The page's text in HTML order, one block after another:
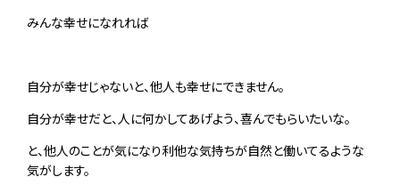
みんな幸せになれれば
自分が幸せじゃないと、他人も幸せにできません。
自分が幸せだと、人に何かしてあげよう、喜んでもらいたいな。
と、他人のことが気になり利他な気持ちが自然と働いてるような
気がします。